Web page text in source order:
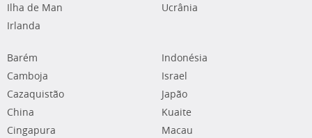
Ilha de Man
Irlanda
Ucrânia
Barém
Camboja
Cazaquistão
China
Cingapura
Indonésia
Israel
Japão
Kuaite
Macau